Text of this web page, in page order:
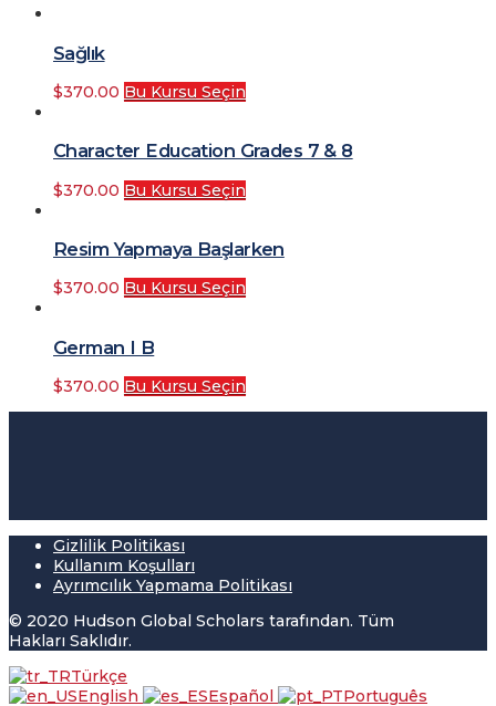
Sağlık
$370.00 Bu Kursu Seçin
Character Education Grades 7 & 8
$370.00 Bu Kursu Seçin
Resim Yapmaya Başlarken
$370.00 Bu Kursu Seçin
German I B
$370.00 Bu Kursu Seçin
Gizlilik Politikası
Kullanım Koşulları
Ayrımcılık Yapmama Politikası
© 2020 Hudson Global Scholars tarafından. Tüm
Hakları Saklıdır.
Türkçe
English
Español Português